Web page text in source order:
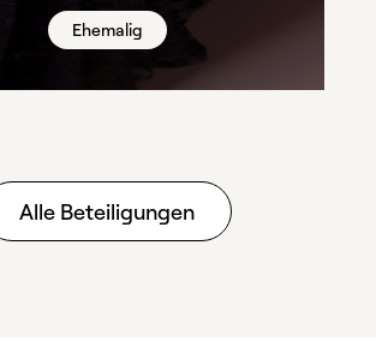
Ehemalig
Alle Beteiligungen